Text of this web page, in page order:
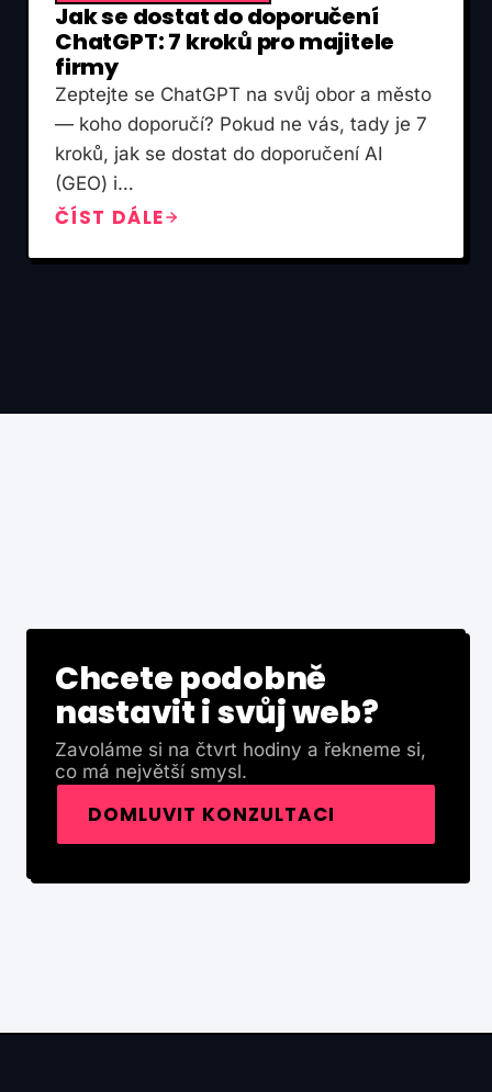
Jak se dostat do doporučení
ChatGPT: 7 kroků pro majitele
firmy
Zeptejte se ChatGPT na svůj obor a město
— koho doporučí? Pokud ne vás, tady je 7
kroků, jak se dostat do doporučení AI
(GEO) i…
ČÍST DÁLE
Chcete podobně
nastavit i svůj web?
Zavoláme si na čtvrt hodiny a řekneme si,
co má největší smysl.
DOMLUVIT KONZULTACI